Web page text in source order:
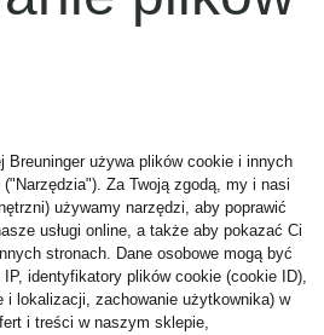
Breuninger używa plików cookie i innych
Za Twoją zgodą, my i nasi
używamy narzędzi, aby poprawić
usługi online, a także aby pokazać Ci
stronach. Dane osobowe mogą być
identyfikatory plików cookie (cookie ID),
i lokalizacji, zachowanie użytkownika) w
i treści w naszym sklepie,